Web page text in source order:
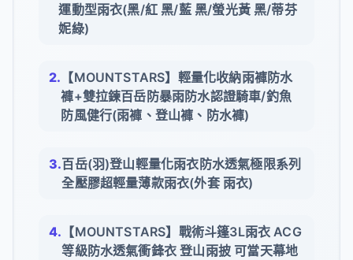
運動型雨衣(黑/紅 黑/藍 黑/螢光黃 黑/蒂芬
妮綠)
【MOUNTSTARS】輕量化收納雨褲防水
褲+雙拉鍊百岳防暴雨防水認證騎車/釣魚
防風健行(雨褲、登山褲、防水褲)
百岳(羽)登山輕量化雨衣防水透氣極限系列
全壓膠超輕量薄款雨衣(外套 雨衣)
【MOUNTSTARS】戰術斗篷3L雨衣 ACG
等級防水透氣衝鋒衣 登山雨披 可當天幕地